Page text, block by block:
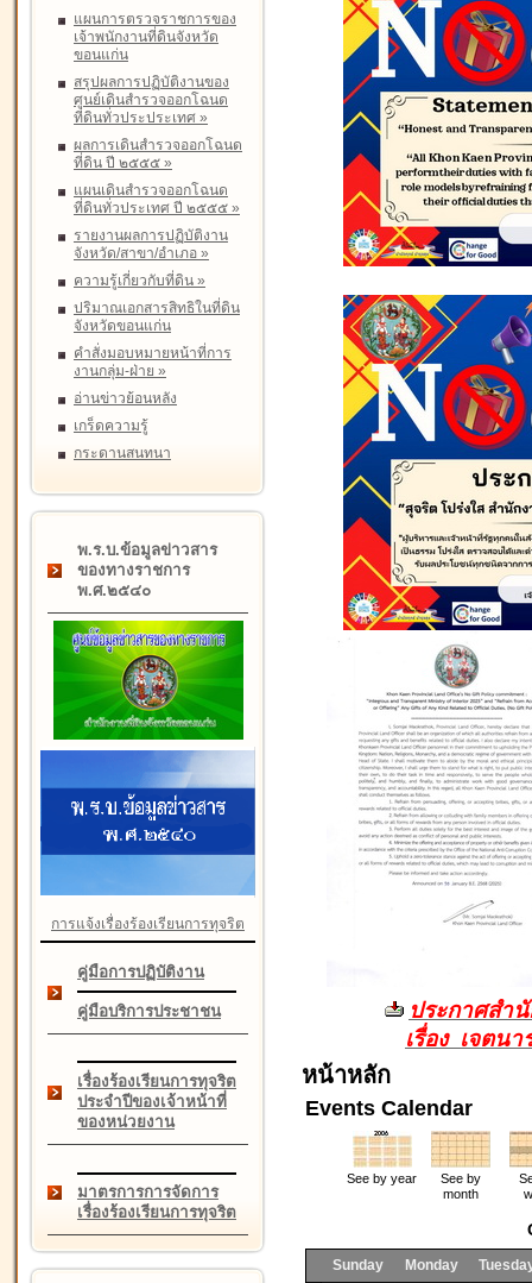
แผนการตรวจราชการของ
เจ้าพนักงานที่ดินจังหวัด
ขอนแก่น
สรุปผลการปฏิบัติงานของ
ศูนย์เดินสำรวจออกโฉนด
ที่ดินทั่วประประเทศ »
ผลการเดินสำรวจออกโฉนด
ที่ดิน ปี ๒๕๕๕ »
แผนเดินสำรวจออกโฉนด
ที่ดินทั่วประเทศ ปี ๒๕๕๕ »
รายงานผลการปฏิบัติงาน
จังหวัด/สาขา/อำเภอ »
ความรู้เกี่ยวกับที่ดิน »
ปริมาณเอกสารสิทธิในที่ดิน
จังหวัดขอนแก่น
คำสั่งมอบหมายหน้าที่การ
งานกลุ่ม-ฝ่าย »
อ่านข่าวย้อนหลัง
เกร็ดความรู้
กระดานสนทนา
พ.ร.บ.ข้อมูลข่าวสาร
ของทางราชการ
พ.ศ.๒๕๔๐
การแจ้งเรื่องร้องเรียนการทุจริต
คู่มือการปฏิบัติงาน
คู่มือบริการประชาชน
เรื่องร้องเรียนการทุจริต
ประจำปีของเจ้าหน้าที่
ของหน่วยงาน
มาตรการการจัดการ
เรื่องร้องเรียนการทุจริต
ประกาศสำ
เรื่อง เจตน
หน้าหลัก
Events Calendar
See by year
See by
month
Sunday Monday